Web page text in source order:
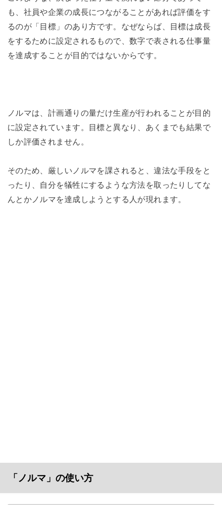
も、社員や企業の成長につながることがあれば評価をす
るのが「目標」のあり方です。なぜならば、目標は成長
をするために設定されるもので、数字で表される仕事量
を達成することが目的ではないからです。
ノルマは、計画通りの量だけ生産が行われることが目的
に設定されています。目標と異なり、あくまでも結果で
しか評価されません。
そのため、厳しいノルマを課されると、違法な手段をと
ったり、自分を犠牲にするような方法を取ったりしてな
んとかノルマを達成しようとする人が現れます。
「ノルマ」の使い方